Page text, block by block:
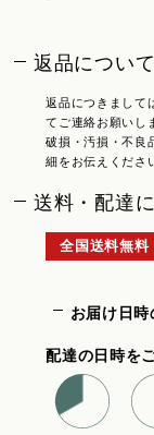
返品について
返品につきまして
てご連絡お願いし
破損・汚損・不良
細をお伝えくださ
送料・配達
全国送料無料
お届け日
配達の日時を